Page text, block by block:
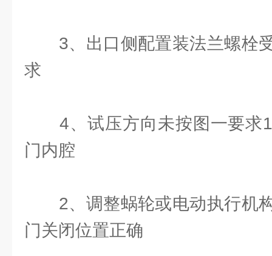
3、出口侧配置装法兰螺栓
求
4、试压方向未按图一要求1
门内腔
2、调整蜗轮或电动执行机
门关闭位置正确